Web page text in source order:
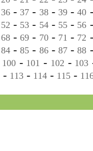
36- 37 - 38- 39-40
52 - 53 - 54- 55- 56
68-69 - 70- 71 - 72
84-85 - 86- 87-88
100- 101 - 102 - 103
- 113 - 114 - 115 -